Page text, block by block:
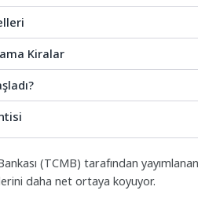
Kiralar
(TCMB) tarafından
daha net ortaya koyuyor.